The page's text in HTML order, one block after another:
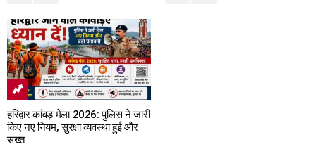
हरिद्वार कांवड़ मेला 2026: पुलिस ने जारी
किए नए नियम, सुरक्षा व्यवस्था हुई और
सख्त